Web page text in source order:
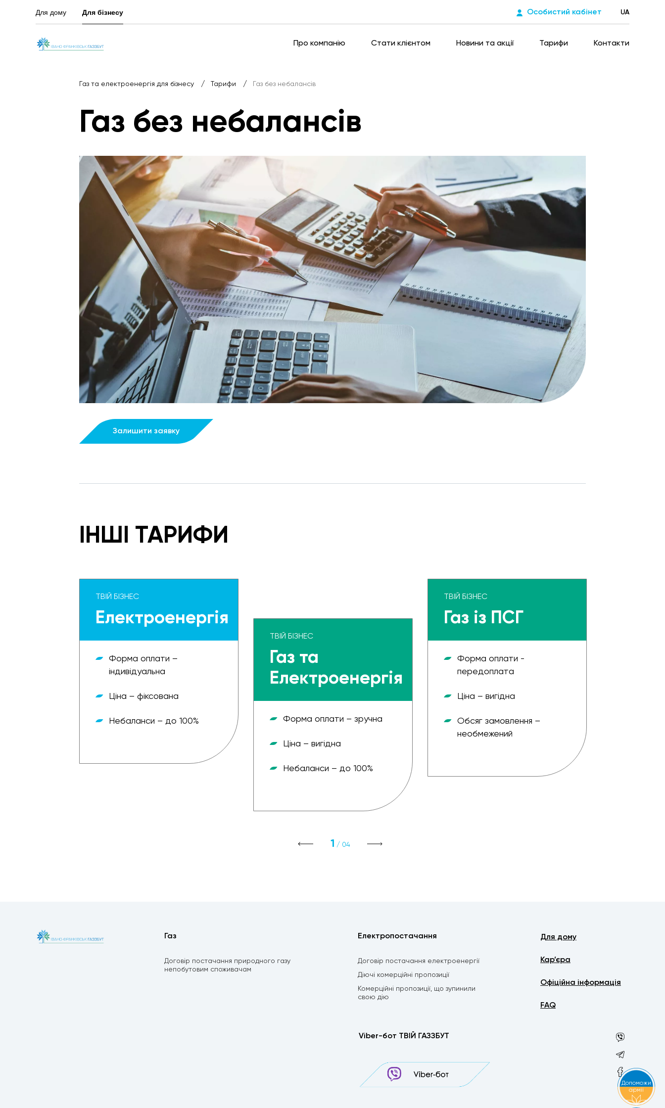
Для дому Для бізнесу Особистий кабінет UA
Про компанію Стати клієнтом Новини та акції Тарифи Контакти
Газ та електроенергія для бізнесу / Тарифи / Газ без небалансів
Газ без небалансів
Залишити заявку
ІНШІ ТАРИФИ
ТВІЙ БІЗНЕС
Електроенергія
Форма оплати –
індивідуальна
Ціна – фіксована
Небаланси – до 100%
ТВІЙ БІЗНЕС
Газ та
Електроенергія
Форма оплати – зручна
Ціна – вигідна
Небаланси – до 100%
ТВІЙ БІЗНЕС
Газ із ПСГ
Форма оплати -
передоплата
Ціна – вигідна
Обсяг замовлення –
необмежений
1 / 04
Газ
Договір постачання природного газу
непобутовим споживачам
Електропостачання
Договір постачання електроенергії
Діючі комерційні пропозиції
Комерційні пропозиції, що зупинили
свою дію
Для дому
Кар’єра
Офіційна інформація
FAQ
Viber-бот ТВІЙ ГАЗЗБУТ
Допоможи
армії